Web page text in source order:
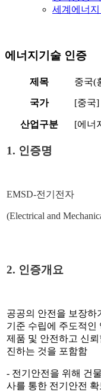
세계에너
에너지기술 인증
제목 중국(
국가 [중국]
산업구분 [에너
1. 인증명
EMSD-전기전자
(Electrical and
2. 인증개요
공공의 안전을 보장하
기준 수립에 주도적인
제품 및 안전하고 신
진하는 것을 포함함
- 전기안전을 위해 건
사를 통한 전기안전